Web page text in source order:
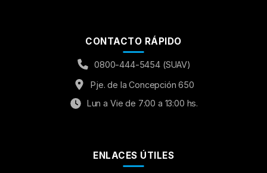
CONTACTO RÁPIDO
0800-444-5454 (SUAV)
Pje. de la Concepción 650
Lun a Vie de 7:00 a 13:00 hs.
ENLACES ÚTILES